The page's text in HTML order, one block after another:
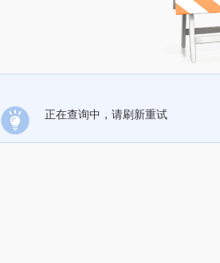
正在查询中，请刷新重试